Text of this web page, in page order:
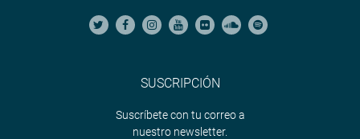
SUSCRIPCIÓN
Suscríbete con tu correo a
nuestro newsletter.